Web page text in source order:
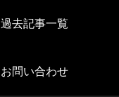
過去記事一覧
お問い合わせ